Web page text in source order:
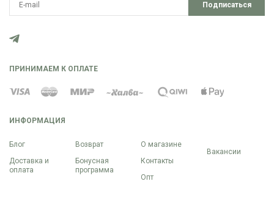
ИНФОРМАЦИЯ
Блог
Доставка и
оплата
Возврат
Бонусная
программа
О магазине
Контакты
Опт
Вакансии
Подписаться
ПРИНИМАЕМ К ОПЛАТЕ